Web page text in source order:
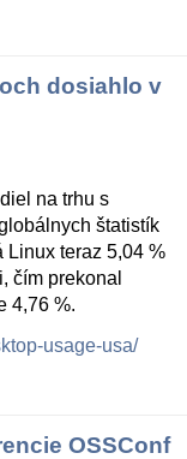
dosiahlo v
na trhu s
štatistík
Linux teraz 5,04 %
čím prekonal
4,76 %.
usage-usa/
OSSConf